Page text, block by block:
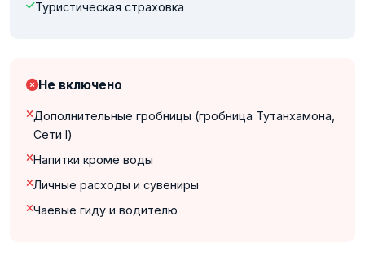
Туристическая страховка
Не включено
Дополнительные гробницы (гробница Тутанхамона,
Сети I)
Напитки кроме воды
Личные расходы и сувениры
Чаевые гиду и водителю